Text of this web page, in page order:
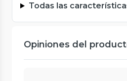
Todas las
Opiniones del